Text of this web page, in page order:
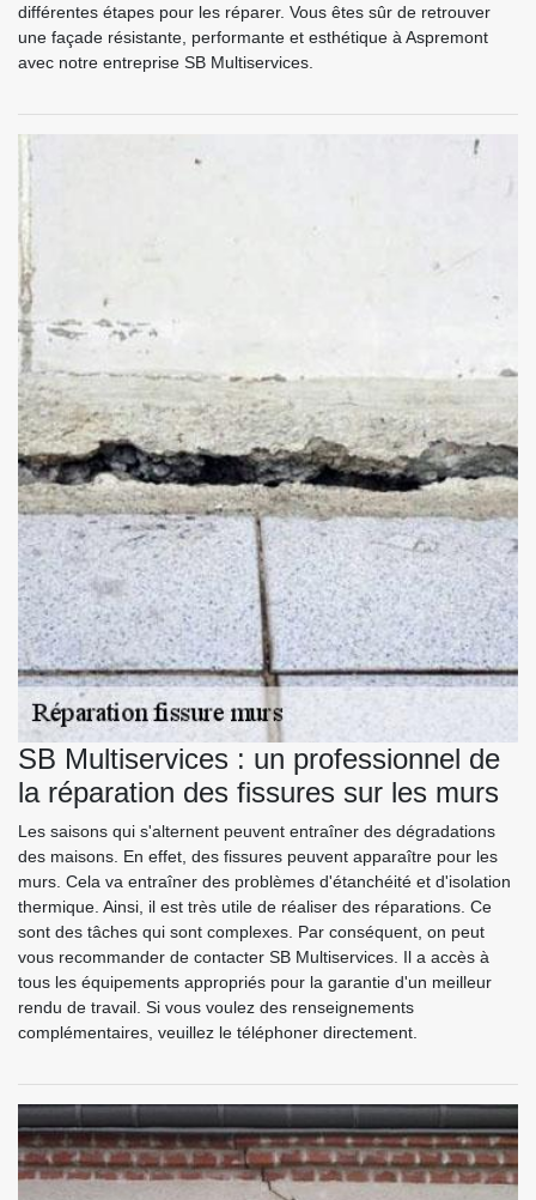
différentes étapes pour les réparer. Vous êtes sûr de retrouver
une façade résistante, performante et esthétique à Aspremont
avec notre entreprise SB Multiservices.
SB Multiservices : un professionnel de
la réparation des fissures sur les murs
Les saisons qui s'alternent peuvent entraîner des dégradations
des maisons. En effet, des fissures peuvent apparaître pour les
murs. Cela va entraîner des problèmes d'étanchéité et d'isolation
thermique. Ainsi, il est très utile de réaliser des réparations. Ce
sont des tâches qui sont complexes. Par conséquent, on peut
vous recommander de contacter SB Multiservices. Il a accès à
tous les équipements appropriés pour la garantie d'un meilleur
rendu de travail. Si vous voulez des renseignements
complémentaires, veuillez le téléphoner directement.